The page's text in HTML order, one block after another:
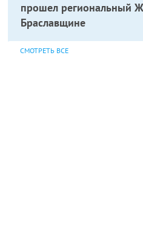
прошел региональный
Браславщине
СМОТРЕТЬ ВСЕ